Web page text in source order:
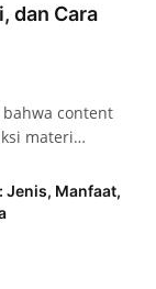
dan Cara
content
materi…
Jenis, Manfaat,